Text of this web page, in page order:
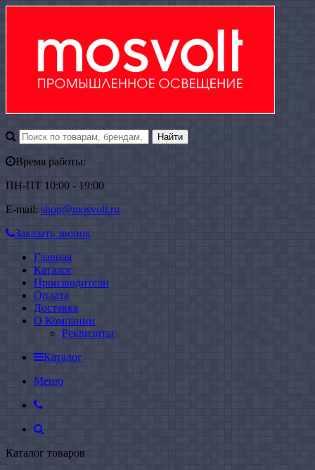
Время работы:
ПН-ПТ 10:00 - 19:00
E-mail: shop@mosvolt.ru
Заказать звонок
Главная
Каталог
Производители
Оплата
Доставка
О Компании
Реквизиты
Каталог
Меню
Каталог товаров